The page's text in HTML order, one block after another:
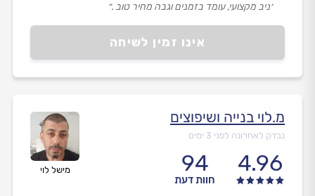
אינו זמין לשיחה
״ניב מקצועי, עומד בזמנים וגבה מחיר טוב .״
מישל לוי
מ.לוי בנייה ושיפוצים
נבדק לאחרונה לפני 3 ימים
4.96
94
חוות דעת